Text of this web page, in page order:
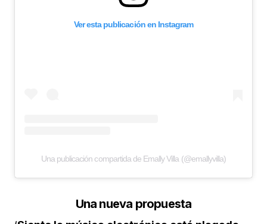
Ver esta publicación en Instagram
Una publicación compartida de Emally Villa (@emallyvilla)
Una nueva propuesta